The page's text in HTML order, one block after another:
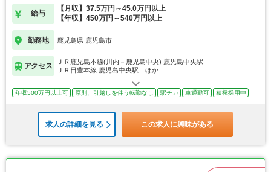
給与
【月収】37.5万円～45.0万円以上
【年収】450万円～540万円以上
勤務地 鹿児島県 鹿児島市
アクセス
ＪＲ鹿児島本線(川内－鹿児島中央) 鹿児島中央駅
ＪＲ日豊本線 鹿児島中央駅…ほか
年収500万円以上可 原則、引越しを伴う転勤なし 駅チカ 車通勤可 積極採用中
求人の詳細を見る この求人に興味がある